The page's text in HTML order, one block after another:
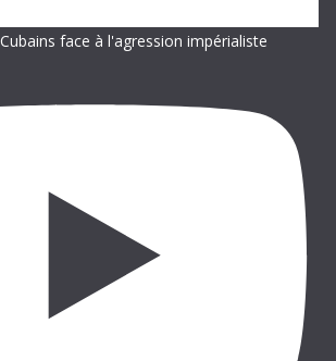
face à l'agression impérialiste